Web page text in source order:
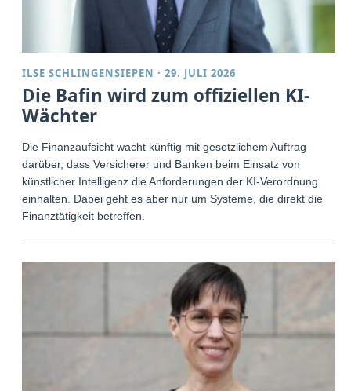
ILSE SCHLINGENSIEPEN ·29. JULI 2026
Die Bafin wird zum offiziellen KI-
Wächter
Die Finanzaufsicht wacht künftig mit gesetzlichem Auftrag
darüber, dass Versicherer und Banken beim Einsatz von
künstlicher Intelligenz die Anforderungen der KI-Verordnung
einhalten. Dabei geht es aber nur um Systeme, die direkt die
Finanztätigkeit betreffen.